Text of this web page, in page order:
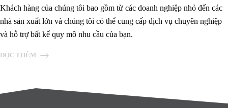
Khách hàng của chúng tôi bao gồm từ các doanh nghiệp nhỏ đến các
nhà sản xuất lớn và chúng tôi có thể cung cấp dịch vụ chuyên nghiệp
và hỗ trợ bất kể quy mô nhu cầu của bạn.
ĐỌC THÊM